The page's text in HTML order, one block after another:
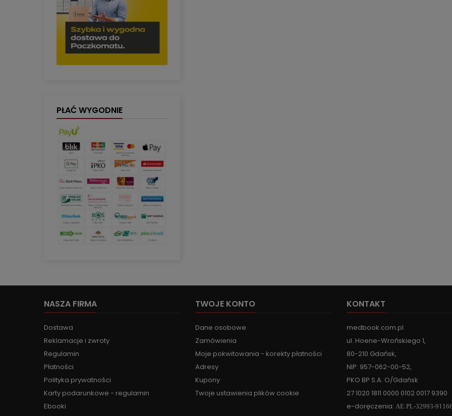
PŁAĆ WYGODNIE
NASZA FIRMA
Dostawa
Reklamacje i zwroty
Regulamin
Płatności
Polityka prywatności
Karty podarunkowe - regulamin
Ebooki
TWOJE KONTO
Dane osobowe
Zamówienia
Moje pokwitowania - korekty płatności
Adresy
Kupony
Twoje ustawienia plików cookie
KONTAKT
medbook.com.pl
ul. Hoene-Wrońskiego 1,
80-210 Gdańsk,
NIP: 957-062-00-52,
PKO BP S.A. O/Gdańsk
27 1020 1811 0000 0102 0017 9390
e-doręczenia: AE:PL-32993-